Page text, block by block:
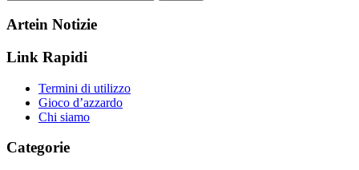
Artein Notizie
Link Rapidi
Termini di utilizzo
Gioco d’azzardo
Chi siamo
Categorie